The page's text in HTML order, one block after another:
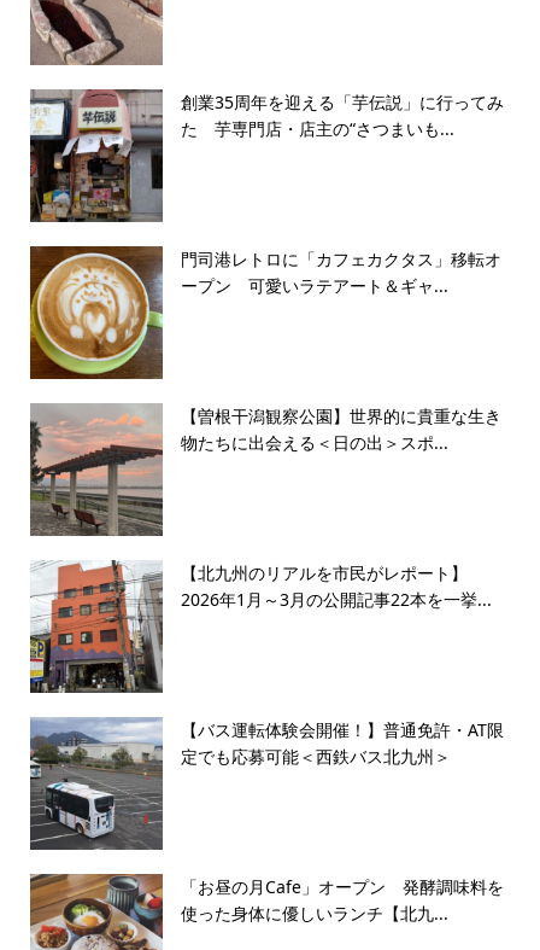
創業35周年を迎える「芋伝説」に行ってみ
た 芋専門店・店主の“さつまいも...
門司港レトロに「カフェカクタス」移転オ
ープン 可愛いラテアート＆ギャ...
【曽根干潟観察公園】世界的に貴重な生き
物たちに出会える＜日の出＞スポ...
【北九州のリアルを市民がレポート】
2026年1月～3月の公開記事22本を一挙...
【バス運転体験会開催！】普通免許・AT限
定でも応募可能＜西鉄バス北九州＞
「お昼の月Cafe」オープン 発酵調味料を
使った身体に優しいランチ【北九...